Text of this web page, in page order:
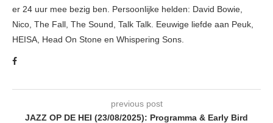
er 24 uur mee bezig ben. Persoonlijke helden: David Bowie,
Nico, The Fall, The Sound, Talk Talk. Eeuwige liefde aan Peuk,
HEISA, Head On Stone en Whispering Sons.
previous post
JAZZ OP DE HEI (23/08/2025): Programma & Early Bird